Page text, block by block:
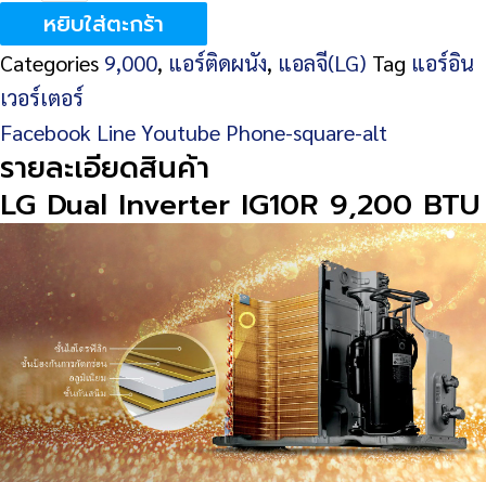
Dual
Inverter
IG10R
9,200
BTU
ชิ้น
หยิบใส่ตะกร้า
Categories 9,000, แอร์ติดผนัง, แอลจี(LG) Tag แอร์อิน
เวอร์เตอร์
Facebook LineYoutube Phone-square-alt
รายละเอียดสินค้า
LG Dual Inverter IG10R 9,200 BTU